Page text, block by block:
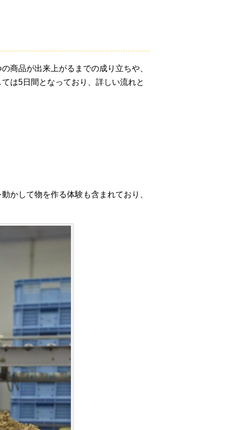
商品が出来上がるまでの成り立ちや、
は5日間となっており、詳しい流れと
かして物を作る体験も含まれており、